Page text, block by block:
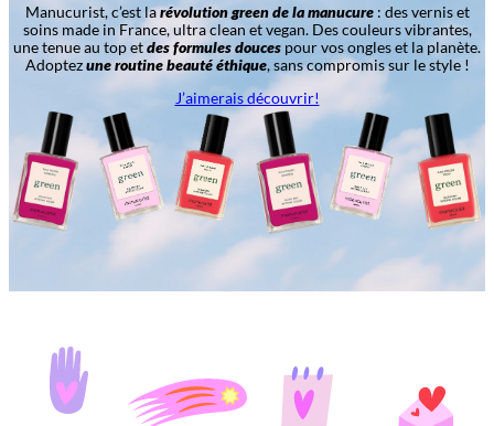
Manucurist, c’est larévolution green de la manucure: des vernis et
soins made in France, ultra clean et vegan. Des couleurs vibrantes,
une tenue au top etdes formules douces pour vos ongles et la planète.
Adoptezune routine beauté éthique, sans compromis sur le style !
J’aimerais découvrir!